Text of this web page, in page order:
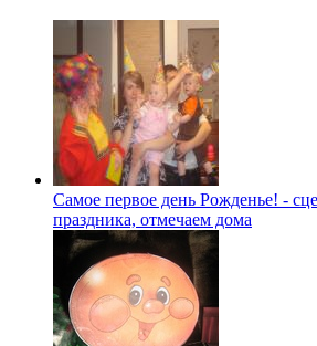
Самое первое день Рожденье! -
праздника, отмечаем дома